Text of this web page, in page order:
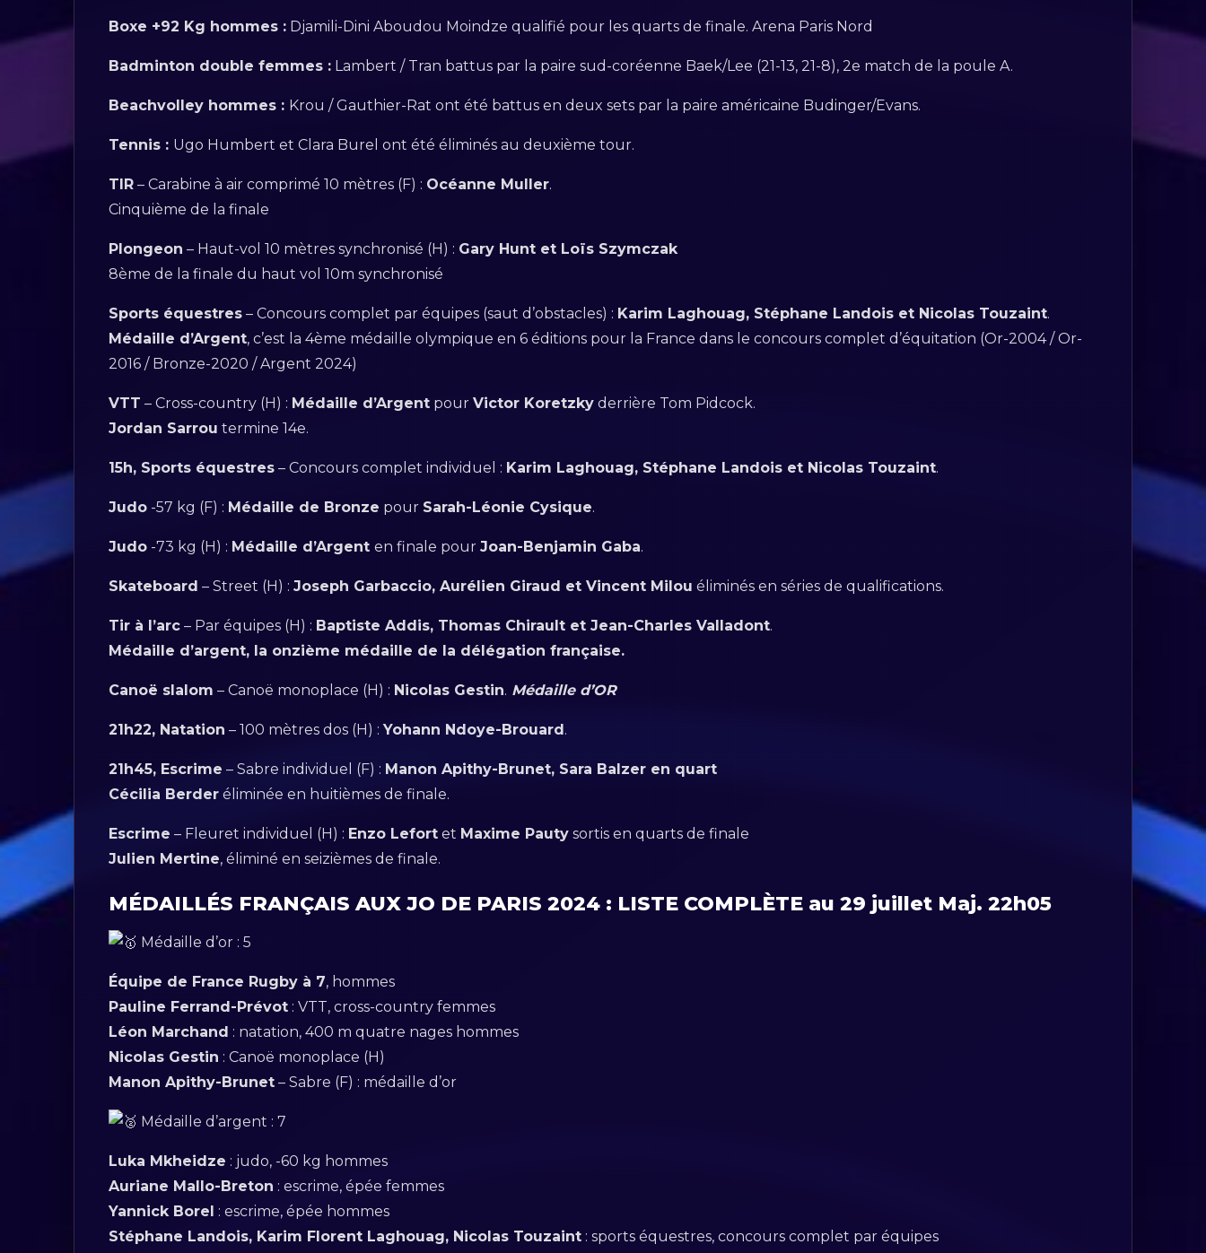
Boxe +92 Kg hommes : Djamili-Dini Aboudou Moindze qualifié pour les quarts de finale. Arena Paris Nord
Badminton double femmes : Lambert / Tran battus par la paire sud-coréenne Baek/Lee (21-13, 21-8), 2e match de la poule A.
Beachvolley hommes : Krou / Gauthier-Rat ont été battus en deux sets par la paire américaine Budinger/Evans.
Tennis : Ugo Humbert et Clara Burel ont été éliminés au deuxième tour.
TIR – Carabine à air comprimé 10 mètres (F) : Océanne Muller.
Cinquième de la finale
Plongeon – Haut-vol 10 mètres synchronisé (H) : Gary Hunt et Loïs Szymczak
8ème de la finale du haut vol 10m synchronisé
Sports équestres – Concours complet par équipes (saut d’obstacles) : Karim Laghouag, Stéphane Landois et Nicolas Touzaint.
Médaille d’Argent, c’est la 4ème médaille olympique en 6 éditions pour la France dans le concours complet d’équitation (Or-2004 / Or-
2016 / Bronze-2020 / Argent 2024)
VTT – Cross-country (H) : Médaille d’Argent pourVictor Koretzky derrière Tom Pidcock.
Jordan Sarrou termine 14e.
15h, Sports équestres – Concours complet individuel : Karim Laghouag, Stéphane Landois et Nicolas Touzaint.
Judo -57 kg (F) : Médaille de Bronze pour Sarah-Léonie Cysique.
Judo -73 kg (H) : Médaille d’Argenten finale pourJoan-Benjamin Gaba.
Skateboard – Street (H) :Joseph Garbaccio, Aurélien Giraud et Vincent Milou éliminés en séries de qualifications.
Tir à l’arc – Par équipes (H) : Baptiste Addis, Thomas Chirault et Jean-Charles Valladont.
Médaille d’argent, la onzième médaille de la délégation française.
Canoë slalom – Canoë monoplace (H) : Nicolas Gestin. Médaille d’OR
21h22, Natation – 100 mètres dos (H) :Yohann Ndoye-Brouard.
21h45, Escrime – Sabre individuel (F) : Manon Apithy-Brunet, Sara Balzer en quart
Cécilia Berder éliminée en huitièmes de finale.
Escrime – Fleuret individuel (H) : Enzo Lefort et Maxime Pauty sortis en quarts de finale
Julien Mertine, éliminé en seizièmes de finale.
MÉDAILLÉS FRANÇAIS AUX JO DE PARIS 2024 : LISTE COMPLÈTE au 29 juillet Maj. 22h05
Médaille d’or : 5
Équipe de France Rugby à 7, hommes
Pauline Ferrand-Prévot : VTT, cross-country femmes
Léon Marchand : natation, 400 m quatre nages hommes
Nicolas Gestin : Canoë monoplace (H)
Manon Apithy-Brunet – Sabre (F) : médaille d’or
Médaille d’argent : 7
Luka Mkheidze : judo, -60 kg hommes
Auriane Mallo-Breton : escrime, épée femmes
Yannick Borel : escrime, épée hommes
Stéphane Landois, Karim Florent Laghouag, Nicolas Touzaint : sports équestres, concours complet par équipes